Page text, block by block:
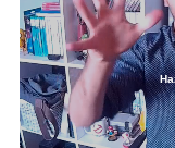
Loaded:
3.07%